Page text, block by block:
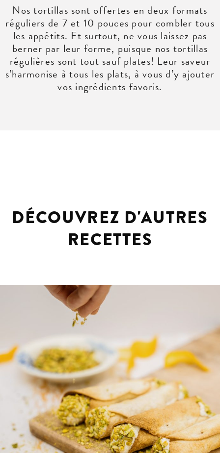
Nos tortillas sont offertes en deux formats
réguliers de 7 et 10 pouces pour combler tous
les appétits. Et surtout, ne vous laissez pas
berner par leur forme, puisque nos tortillas
régulières sont tout sauf plates! Leur saveur
s’harmonise à tous les plats, à vous d’y ajouter
vos ingrédients favoris.
DÉCOUVREZ D'AUTRES
RECETTES